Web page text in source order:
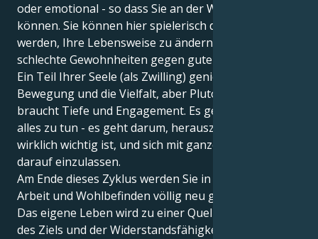
oder emotional - so dass Sie an der Wurzel heilen
können. Sie können hier spielerisch dazu inspiriert
werden, Ihre Lebensweise zu ändern, indem Sie
schlechte Gewohnheiten gegen gute eintauschen.
Ein Teil Ihrer Seele (als Zwilling) genießt die
Bewegung und die Vielfalt, aber Pluto im Skorpion
braucht Tiefe und Engagement. Es geht nicht darum,
alles zu tun - es geht darum, herauszufinden, was
wirklich wichtig ist, und sich mit ganzem Herzen
darauf einzulassen.
Am Ende dieses Zyklus werden Sie in den Bereichen
Arbeit und Wohlbefinden völlig neu geboren sein.
Das eigene Leben wird zu einer Quelle der Stärke,
des Ziels und der Widerstandsfähigkeit.